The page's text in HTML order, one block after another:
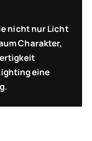
nicht nur Licht
Charakter,
eine